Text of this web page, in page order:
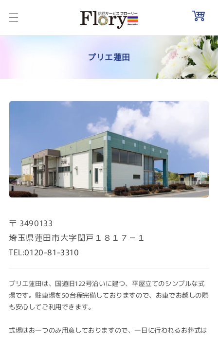
ンツに
進む
コ
レ
ク
シ
プリエ蓮田
〒 3490133
埼玉県蓮田市大字閏戸１８１７－１
TEL:0120-81-3310
プリエ蓮田は、国道旧122号沿いに建つ、平屋立てのシンプルな式
場です。駐車場を50台程完備しておりますので、お車でお越しの際
も安心してご利用できます。
式場はお一つのみ用意しておりますので、一日に行われるお葬式は